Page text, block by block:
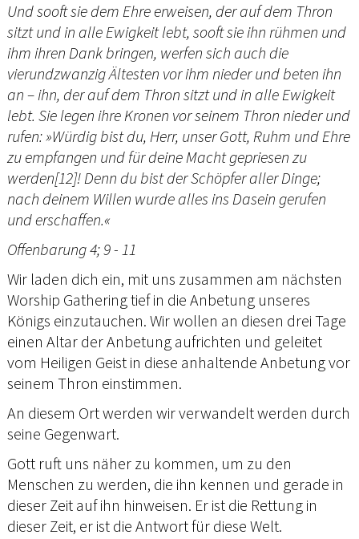
Und sooft sie dem Ehre erweisen, der auf dem Thron
sitzt und in alle Ewigkeit lebt, sooft sie ihn rühmen und
ihm ihren Dank bringen, werfen sich auch die
vierundzwanzig Ältesten vor ihm nieder und beten ihn
an – ihn, der auf dem Thron sitzt und in alle Ewigkeit
lebt. Sie legen ihre Kronen vor seinem Thron nieder und
rufen: »Würdig bist du, Herr, unser Gott, Ruhm und Ehre
zu empfangen und für deine Macht gepriesen zu
werden[12]! Denn du bist der Schöpfer aller Dinge;
nach deinem Willen wurde alles ins Dasein gerufen
und erschaffen.«
Offenbarung 4; 9 - 11
Wir laden dich ein, mit uns zusammen am nächsten
Worship Gathering tief in die Anbetung unseres
Königs einzutauchen. Wir wollen an diesen drei Tage
einen Altar der Anbetung aufrichten und geleitet
vom Heiligen Geist in diese anhaltende Anbetung vor
seinem Thron einstimmen.
An diesem Ort werden wir verwandelt werden durch
seine Gegenwart.
Gott ruft uns näher zu kommen, um zu den
Menschen zu werden, die ihn kennen und gerade in
dieser Zeit auf ihn hinweisen. Er ist die Rettung in
dieser Zeit, er ist die Antwort für diese Welt.